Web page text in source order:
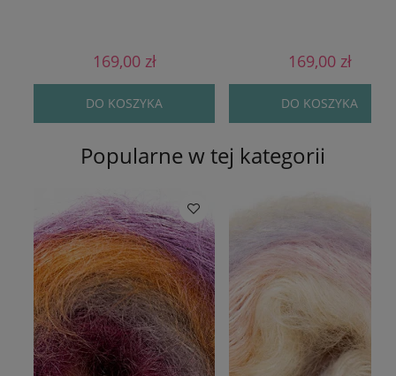
169,00 zł
DO KOSZYKA
169,00 zł
DO KOSZYKA
Popularne w tej kategorii